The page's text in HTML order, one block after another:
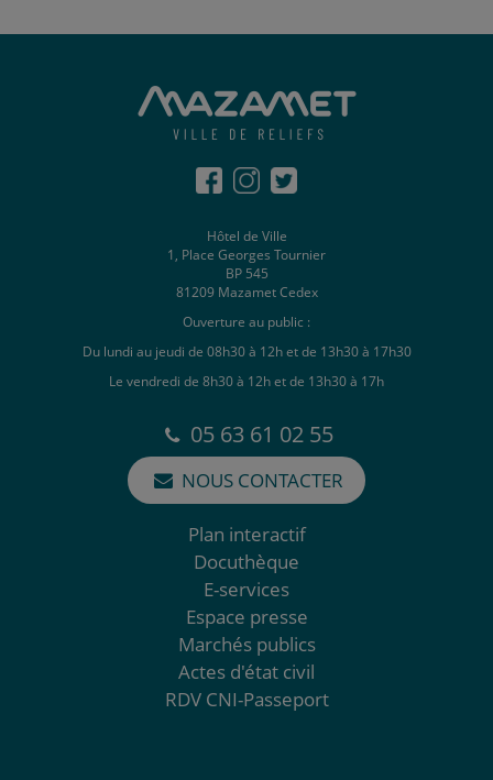
Hôtel de Ville
1, Place Georges Tournier
BP 545
81209 Mazamet Cedex
Ouverture au public :
Du lundi au jeudi de 08h30 à 12h et de 13h30 à 17h30
Le vendredi de 8h30 à 12h et de 13h30 à 17h
05 63 61 02 55
NOUS CONTACTER
Plan interactif
Docuthèque
E-services
Espace presse
Marchés publics
Actes d'état civil
RDV CNI-Passeport